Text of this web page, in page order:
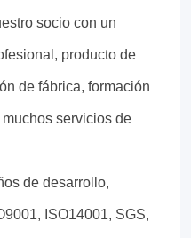
socio con un
producto de
de fábrica, formación
servicios de
de desarrollo,
ISO14001, SGS,